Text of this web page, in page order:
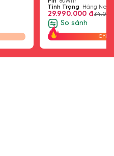
Nâng cấp)
Tình Trạng
Hàng
29.990.000 đ
So sánh
Chỉ